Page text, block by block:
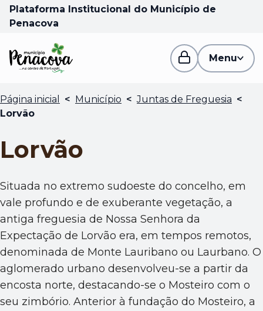
Plataforma Institucional do Município de
Penacova
Menu
Página inicial < Município <Juntas de Freguesia <
Lorvão
Lorvão
Situada no extremo sudoeste do concelho, em
vale profundo e de exuberante vegetação, a
antiga freguesia de Nossa Senhora da
Expectação de Lorvão era, em tempos remotos,
denominada de Monte Lauribano ou Laurbano. O
aglomerado urbano desenvolveu-se a partir da
encosta norte, destacando-se o Mosteiro com o
seu zimbório. Anterior à fundação do Mosteiro, a